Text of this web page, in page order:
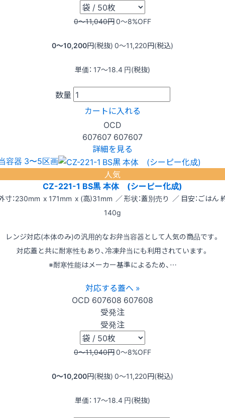
0〜11,040円0〜8%OFF
0〜10,200円(税抜) 0〜11,220円(税込)
単価： 17〜18.4 円(税抜)
数量
カートに入れる
OCD
607607 607607
詳細を見る
容器 3〜5区画
人気
CZ-221-1 BS黒 本体 (シーピー化成)
寸：230mm x 171mm x (高)31mm ／ 形状：蓋別売り ／ 目安：ごはん
140g
レンジ対応(本体のみ)の汎用的なお弁当容器として人気の商品です。
対応蓋と共に耐寒性もあり、冷凍弁当にも利用されています。
※耐寒性能はメーカー基準によるため、…
対応する蓋へ »
OCD 607608 607608
受発注
受発注
0〜11,040円0〜8%OFF
0〜10,200円(税抜) 0〜11,220円(税込)
単価： 17〜18.4 円(税抜)